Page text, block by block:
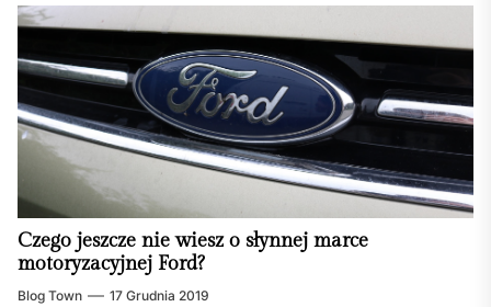
Czego jeszcze nie wiesz o słynnej marce
motoryzacyjnej Ford?
Blog Town 17 Grudnia 2019